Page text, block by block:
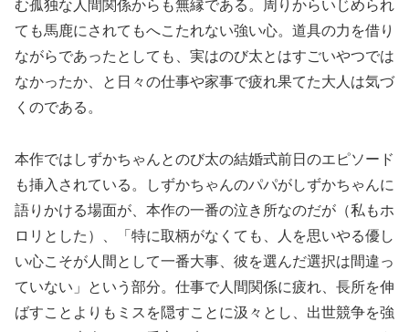
む孤独な人間関係からも無縁である。周りからいじめられ
ても馬鹿にされてもへこたれない強い心。道具の力を借り
ながらであったとしても、実はのび太とはすごいやつでは
なかったか、と日々の仕事や家事で疲れ果てた大人は気づ
くのである。
本作ではしずかちゃんとのび太の結婚式前日のエピソード
も挿入されている。しずかちゃんのパパがしずかちゃんに
語りかける場面が、本作の一番の泣き所なのだが（私もホ
ロリとした）、「特に取柄がなくても、人を思いやる優し
い心こそが人間として一番大事、彼を選んだ選択は間違っ
ていない」という部分。仕事で人間関係に疲れ、長所を伸
ばすことよりもミスを隠すことに汲々とし、出世競争を強